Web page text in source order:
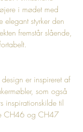
i mødet med
styrker den
fremstår slående,
design er inspireret af
som også
inspirationskilde til
CH46 og CH47